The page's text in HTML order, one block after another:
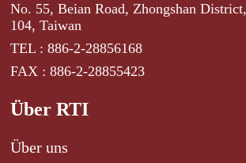
No. 55, Beian Road, Zhongshan
104, Taiwan
TEL : 886-2-28856168
FAX : 886-2-28855423
Über RTI
Über uns